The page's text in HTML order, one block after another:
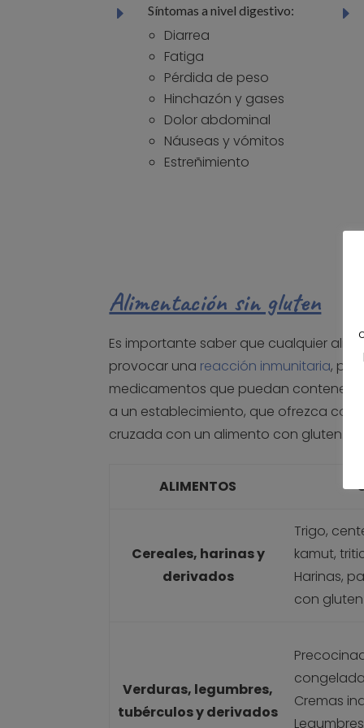
E Síntomas a nivel digestivo:
Diarrea
Fatiga
Pérdida de peso
Hinchazón y gases
Dolor abdominal
Náuseas y vómitos
Estreñimiento
E
Alimentación sin gluten
Es importante saber que cualquier
provocar una reacción inmunitaria, por
medicamentos que puedan
a un establecimiento, que ofrezca
cruzada con un alimento con gluten.
ALIMENTOS
Cereales, harinas y
derivados
Trigo,
kamut,
Harinas,
con
Verduras, legumbres,
tubérculos y derivados
Cremas